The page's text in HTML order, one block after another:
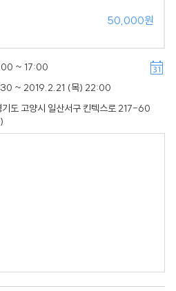
50,000원
~ 17:00
~ 2019.2.21 (목) 22:00
기도 고양시 일산서구 킨텍스로 217-60